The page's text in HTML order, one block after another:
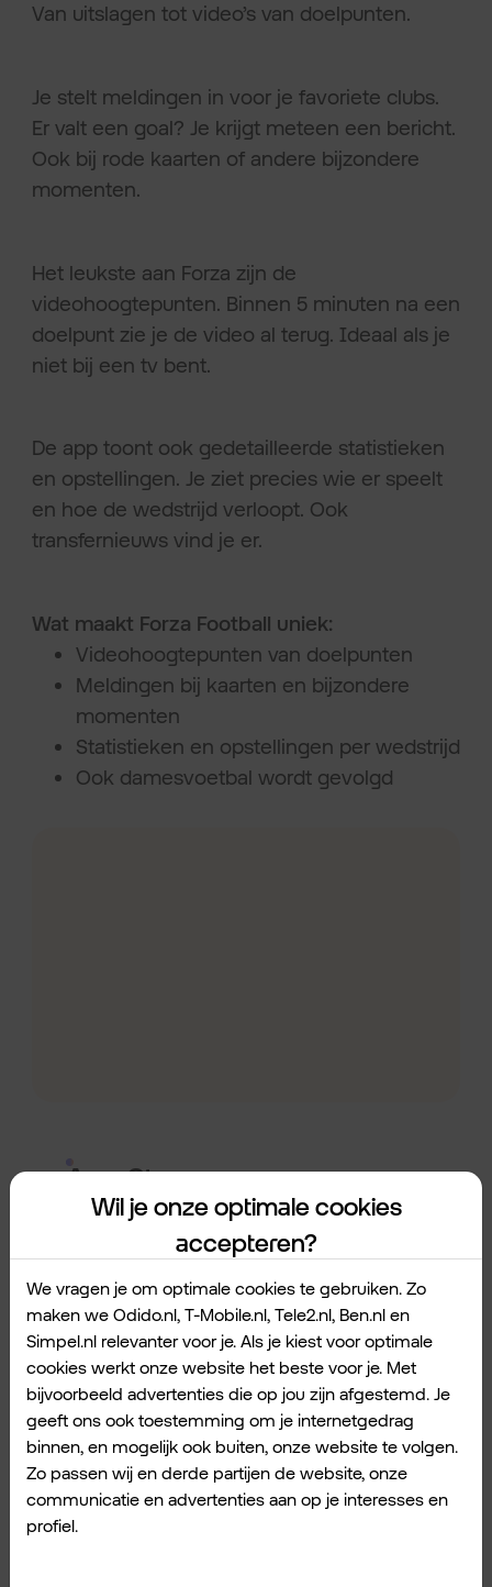
Van uitslagen tot video’s van doelpunten.
Je stelt meldingen in voor je favoriete clubs.
Er valt een goal? Je krijgt meteen een bericht.
Ook bij rode kaarten of andere bijzondere
momenten.
Het leukste aan Forza zijn de
videohoogtepunten. Binnen 5 minuten na een
doelpunt zie je de video al terug. Ideaal als je
niet bij een tv bent.
De app toont ook gedetailleerde statistieken
en opstellingen. Je ziet precies wie er speelt
en hoe de wedstrijd verloopt. Ook
transfernieuws vind je er.
Wat maakt Forza Football uniek:
Videohoogtepunten van doelpunten
Meldingen bij kaarten en bijzondere
momenten
Statistieken en opstellingen per wedstrijd
Ook damesvoetbal wordt gevolgd
App Store
★★★★★
4. Voetbal International:
beste voor nieuws.
Wil je onze optimale cookies
accepteren?
We vragen je om optimale cookies te gebruiken. Zo
maken we Odido.nl, T-Mobile.nl, Tele2.nl, Ben.nl en
Simpel.nl relevanter voor je. Als je kiest voor optimale
cookies werkt onze website het beste voor je. Met
bijvoorbeeld advertenties die op jou zijn afgestemd. Je
geeft ons ook toestemming om je internetgedrag
binnen, en mogelijk ook buiten, onze website te volgen.
Zo passen wij en derde partijen de website, onze
communicatie en advertenties aan op je interesses en
profiel.